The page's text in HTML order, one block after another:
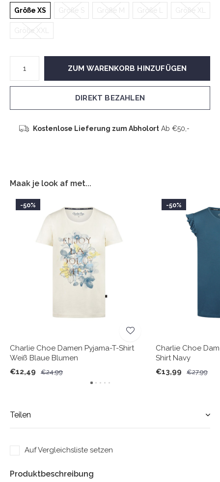
Größe XS Größe S Größe M Größe L Größe XL
Größe XXL
ZUM WARENKORB HINZUFÜGEN
DIREKT BEZAHLEN
Kostenlose Lieferung zum AbholortAb €50,-
Maak je look af met...
-50%
Charlie Choe Damen Pyjama-T-Shirt
Weiß Blaue Blumen
€12,49
€24,99
-50%
Charlie Choe
Shirt Navy
€13,99
€27,99
Teilen
Auf Vergleichsliste setzen
Produktbeschreibung